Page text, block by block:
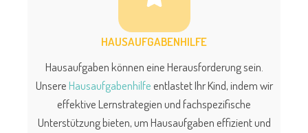
HAUSAUFGABENHILFE
Hausaufgaben können eine Herausforderung sein.
UnsereHausaufgabenhilfeentlastet Ihr Kind, indem wir
effektive Lernstrategien und fachspezifische
Unterstützung bieten, um Hausaufgaben effizient und